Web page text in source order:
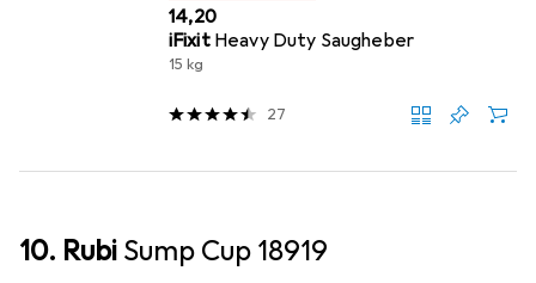
EUR
14,20
iFixit Heavy Duty Saugheber
15 kg
27
10. Rubi Sump Cup 18919